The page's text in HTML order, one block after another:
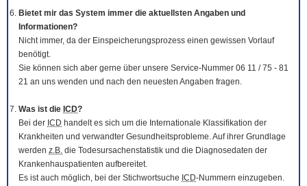
Bietet mir das System immer die aktuellsten Angaben und
Informationen?
Nicht immer, da der Einspeicherungsprozess einen gewissen Vorlauf
benötigt.
Sie können sich aber gerne über unsere Service-Nummer 06 11 / 75 - 81
21 an uns wenden und nach den neuesten Angaben fragen.
Was ist die ICD?
Bei der ICD handelt es sich um die Internationale Klassifikation der
Krankheiten und verwandter Gesundheitsprobleme. Auf ihrer Grundlage
werden z.B. die Todesursachenstatistik und die Diagnosedaten der
Krankenhauspatienten aufbereitet.
Es ist auch möglich, bei der Stichwortsuche ICD-Nummern einzugeben.